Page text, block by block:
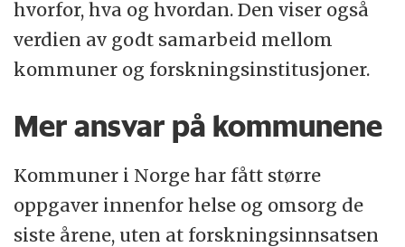
hvorfor, hva og hvordan. Den viser også
verdien av godt samarbeid mellom
kommuner og forskningsinstitusjoner.
Mer ansvar på kommunene
Kommuner i Norge har fått større
oppgaver innenfor helse og omsorg de
siste årene, uten at forskningsinnsatsen